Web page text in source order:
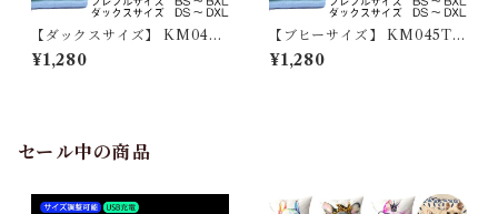
【ダックスサイズ】 KM045T
S 大型犬 服 犬 夏服 綿100％
Tシャツ 無地 シンプル コット
ペット服 カジュアル おしゃれ
¥1,280
【ブヒーサイズ】 KM045TS
大型犬 服 犬 夏服 綿100％ T
シャツ 無地 シンプル コットン
¥1,280
セール中の商品